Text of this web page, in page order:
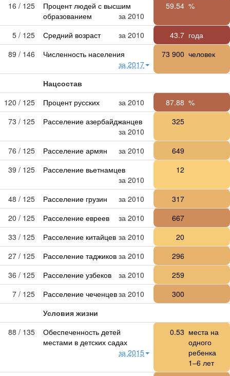
16 / 125
Процент людей с высшим
образованием
за 2010
59.54 %
5 / 125 Средний возраст за 2010 43.7 года
89 / 146
Численность населения
за 2017
73 900 человек
Нацсостав
120 / 125
Процент русских за 2010 87.88 %
73 / 125
Расселение азербайджанцев
за 2010
325
76 / 125 Расселение армян за 2010
649
39 / 125
Расселение вьетнамцев
за 2010
12
48 / 125 Расселение грузин за 2010
317
20 / 125
Расселение евреев за 2010
667
33 / 125
Расселение китайцев за 2010
20
27 / 125
Расселение таджиков за 2010
296
36 / 125
Расселение узбеков за 2010
259
7 / 125
Расселение чеченцевза 2010
300
Условия жизни
88 / 135
Обеспеченность детей
местами в детских садах
за 2015
0.53 места на
одного
ребенка
1–6 лет